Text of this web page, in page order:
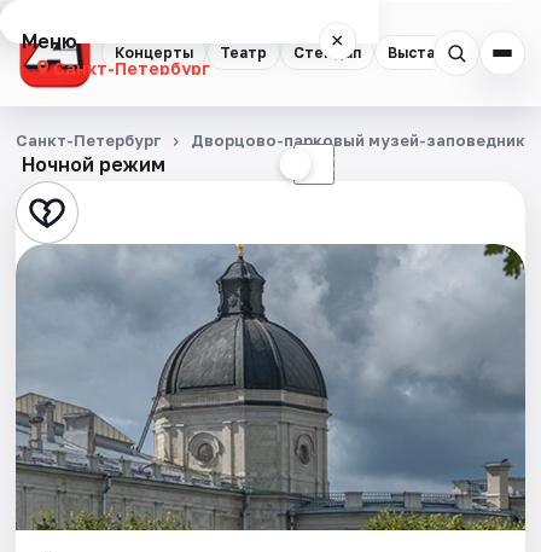
Концерты Театр Стендап Выставки
Меню ×
Санкт-Петербург
Концерты
Театр
Стендап
Выставки
Экскурсии
Спорт
События
Ночной режим ☾
Санкт-Петербург Дворцово-парковый музей-заповедник